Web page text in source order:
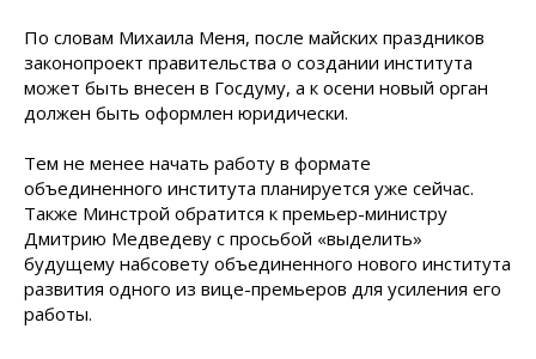
По словам Михаила Меня, после майских праздников
законопроект правительства о создании института
может быть внесен в Госдуму, а к осени новый орган
должен быть оформлен юридически.
Тем не менее начать работу в формате
объединенного института планируется уже сейчас.
Также Минстрой обратится к премьер-министру
Дмитрию Медведеву с просьбой «выделить»
будущему набсовету объединенного нового института
развития одного из вице-премьеров для усиления его
работы.